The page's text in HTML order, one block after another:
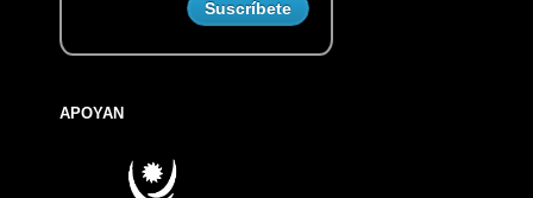
APOYAN